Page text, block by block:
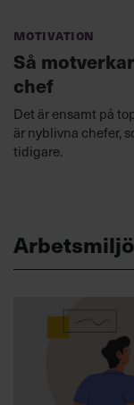
Motivation
Så
chef
Det är ensamt på
är nyblivna chefer,
tidigare.
Arbetsmiljö